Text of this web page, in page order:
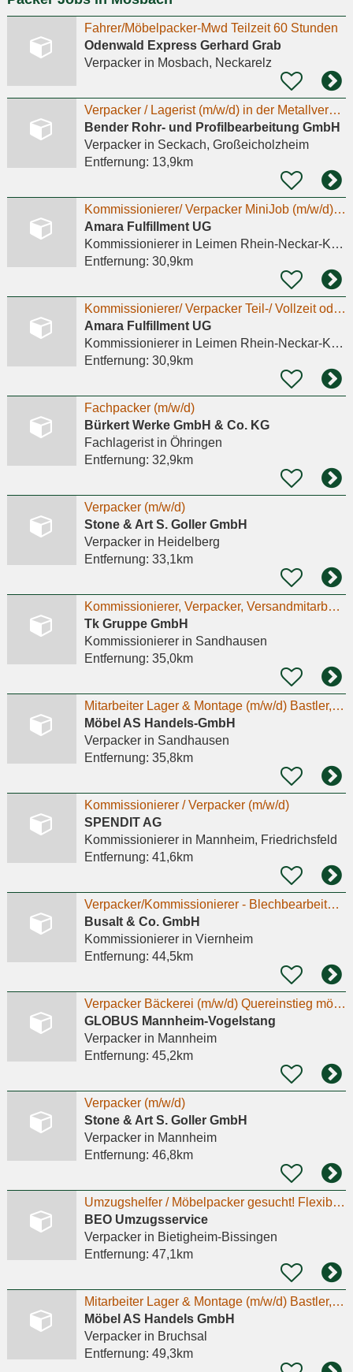
Fahrer/Möbelpacker-Mwd Teilzeit 60 Stunden
Odenwald Express Gerhard Grab
Verpackerin Mosbach, Neckarelz
Verpacker / Lagerist (m/w/d) in der Metallverarbeitung
Bender Rohr- und Profilbearbeitung GmbH
Verpackerin Seckach, Großeicholzheim
Entfernung: 13,9km
Kommissionierer/ Verpacker MiniJob (m/w/d) Amara Fulfillment
Amara Fulfillment UG
Kommissioniererin Leimen Rhein-Neckar-Kreis
Entfernung: 30,9km
Kommissionierer/ Verpacker Teil-/ Vollzeit oder MiniJob (m/w/d) Amara Fulfillment
Amara Fulfillment UG
Kommissioniererin Leimen Rhein-Neckar-Kreis
Entfernung: 30,9km
Fachpacker (m/w/d)
Bürkert Werke GmbH & Co. KG
Fachlageristin Öhringen
Entfernung: 32,9km
Verpacker (m/w/d)
Stone & Art S. Goller GmbH
Verpackerin Heidelberg
Entfernung: 33,1km
Kommissionierer, Verpacker, Versandmitarbeiter (m/w/d) Teilzeit
Tk Gruppe GmbH
Kommissioniererin Sandhausen
Entfernung: 35,0km
Mitarbeiter Lager & Montage (m/w/d) Bastler, Schrauber, Anpacker?
Möbel AS Handels-GmbH
Verpackerin Sandhausen
Entfernung: 35,8km
Kommissionierer / Verpacker (m/w/d)
SPENDIT AG
Kommissioniererin Mannheim, Friedrichsfeld
Entfernung: 41,6km
Verpacker/Kommissionierer - Blechbearbeitung - Viernheim (m/w/d) (2)
Busalt & Co. GmbH
Kommissioniererin Viernheim
Entfernung: 44,5km
Verpacker Bäckerei (m/w/d) Quereinstieg möglich
GLOBUS Mannheim-Vogelstang
Verpackerin Mannheim
Entfernung: 45,2km
Verpacker (m/w/d)
Stone & Art S. Goller GmbH
Verpackerin Mannheim
Entfernung: 46,8km
Umzugshelfer / Möbelpacker gesucht! Flexibler Job
BEO Umzugsservice
Verpackerin Bietigheim-Bissingen
Entfernung: 47,1km
Mitarbeiter Lager & Montage (m/w/d) Bastler, Schrauber, Anpacker?
Möbel AS Handels GmbH
Verpackerin Bruchsal
Entfernung: 49,3km